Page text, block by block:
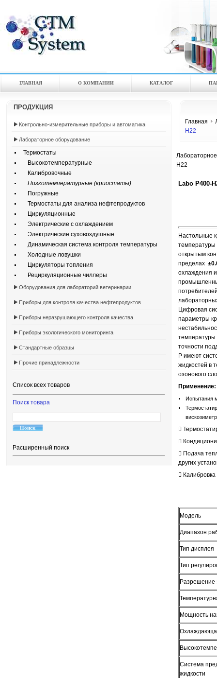
ГЛАВНАЯ О КОМПАНИИ КАТАЛOГ
ПРОДУКЦИЯ
Контрольно-измерительные приборы и автоматика
Лабораторное оборудование
Термостаты
Высокотемпературные
Калибровочные
Низкотемпературные (криостаты)
Погружные
Термостаты для анализа нефтепродуктов
Циркуляционные
Электрические с охлаждением
Электрические суховоздушные
Динамическая система контроля температуры
Холодные ловушки
Циркуляторы топления
Рециркуляционные чиллеры
Оборудования для лабораторий ветеринарии
Приборы для контроля качества нефтепродуктов
Приборы неразрушающего контроля качества
Приборы экологического мониторинга
Стандартные образцы
Прочие принадлежности
Список всех товаров
Поиск товара
Расширенный поиск
Главная
H22
H22
Labo P400-
Настольные
температуры
открытым
пределах
охлаждения
Цифровая
параметры
температуры
точности
P имеют
жидкостей в
озонового
Применение:
Испытания


 Подача
других

Модель
Диапазон
Тип дисплея
Тип
Разрешение
Мощность
Система
жидкости